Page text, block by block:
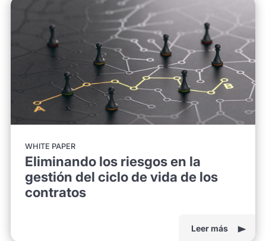
WHITE PAPER
Eliminando los riesgos en la
gestión del ciclo de vida de los
contratos
Leer más